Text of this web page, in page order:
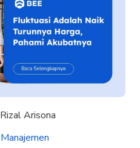
Rizal Arisona
Manajemen